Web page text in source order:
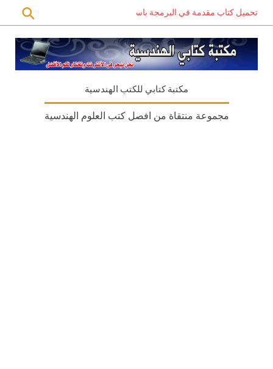
تحميل كتاب مقدمة في البرمجة باستخدام C# PDF – دليل المبتدئين للتعلم الذاتي
مكتبة كتابي للكتب الهندسية
مجموعة منتقاة من افصل كتب العلوم الهندسية